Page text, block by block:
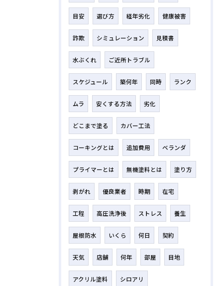
目安 選び方 経年劣化 健康被害
詐欺 シミュレーション 見積書
水ぶくれ ご近所トラブル
スケジュール 築何年 同時 ランク
ムラ 安くする方法 劣化
どこまで塗る カバー工法
コーキングとは 追加費用 ベランダ
プライマーとは 無機塗料とは 塗り方
剥がれ 優良業者 時期 在宅
工程 高圧洗浄後 ストレス 養生
屋根防水 いくら 何日 契約
天気 店舗 何年 部屋 目地
アクリル塗料 シロアリ